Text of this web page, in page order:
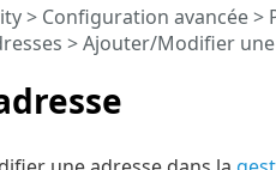
> Configuration avancée>
> Ajouter/Modifier